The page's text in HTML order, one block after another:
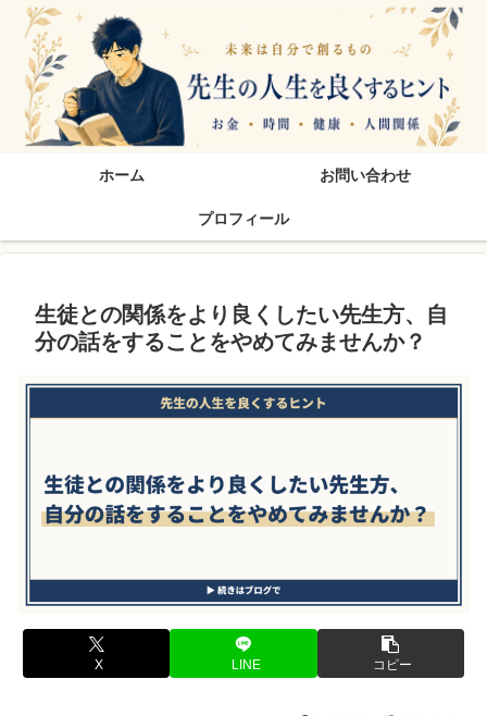
先生の人生を良くするヒン
ホーム お問い合わせ
プロフィール
生徒との関係をより良くしたい先生方、自
分の話をすることをやめてみませんか？
X LINE コピー